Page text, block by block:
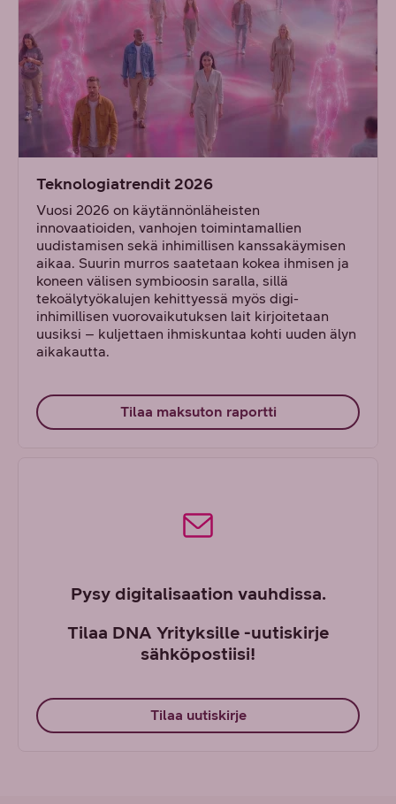
Teknologiatrendit 2026
Vuosi 2026 on käytännönläheisten
innovaatioiden, vanhojen toimintamallien
uudistamisen sekä inhimillisen kanssakäymisen
aikaa. Suurin murros saatetaan kokea ihmisen ja
koneen välisen symbioosin saralla, sillä
tekoälytyökalujen kehittyessä myös digi-
inhimillisen vuorovaikutuksen lait kirjoitetaan
uusiksi – kuljettaen ihmiskuntaa kohti uuden älyn
aikakautta.
Tilaa maksuton raportti
Pysy digitalisaation vauhdissa.
Tilaa DNA Yrityksille -uutiskirje
sähköpostiisi!
Tilaa uutiskirje